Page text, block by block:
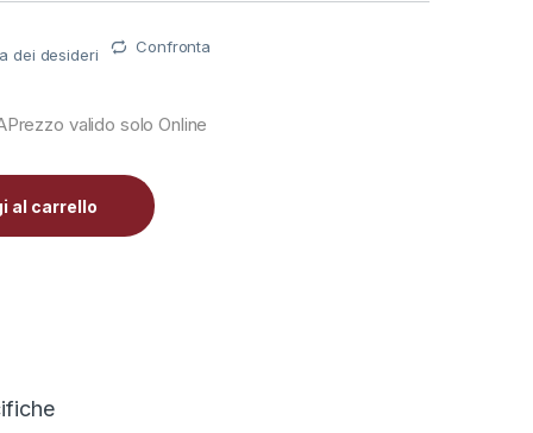
dei desideri Confronta
al carrello